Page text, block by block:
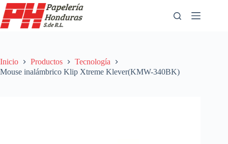
Saltar
al
contenido
Inicio Productos
Tecnología
Mouse inalámbrico Klip Xtreme Klever(KMW-340BK)